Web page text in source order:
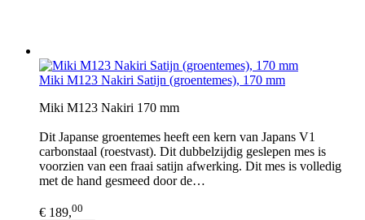
Miki M123 Nakiri Satijn (groentemes), 170 mm
Miki M123 Nakiri 170 mm
Dit Japanse groentemes heeft een kern van Japans V1
carbonstaal (roestvast). Dit dubbelzijdig geslepen mes is
voorzien van een fraai satijn afwerking. Dit mes is volledig
met de hand gesmeed door de…
€ 189,00